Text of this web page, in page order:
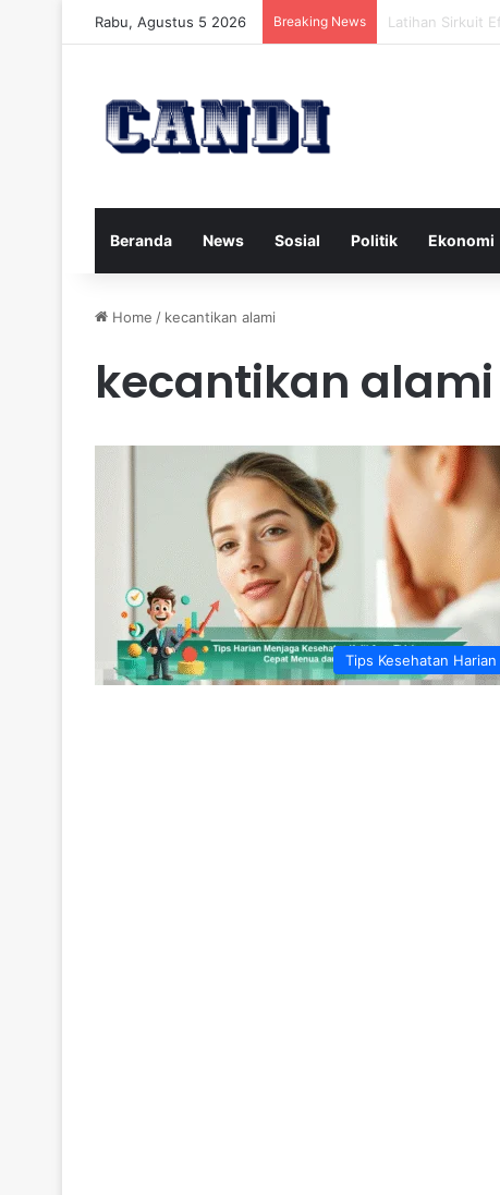
Rabu, Agustus 5 2026 Breaking News Strategi
Beranda News Sosial Politik Ekonomi
Home / kecantikan alami
kecantikan alami
Tips Kesehatan Harian